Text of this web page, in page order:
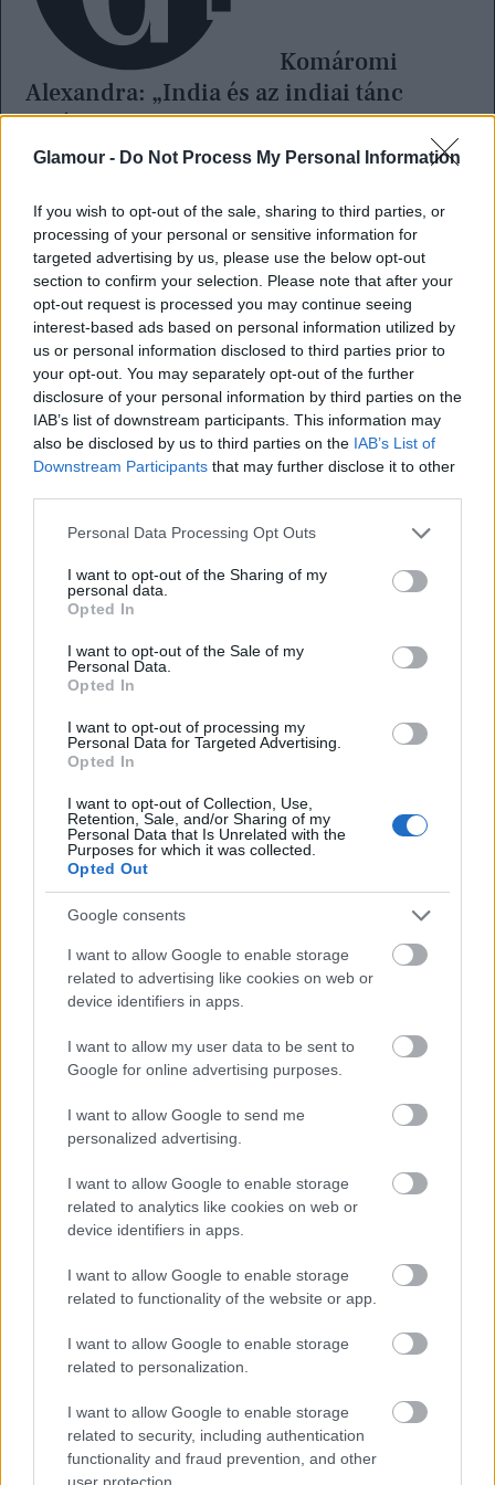
Glamour - Do Not Process My Personal Information
If you wish to opt-out of the sale, sharing to third parties, or
processing of your personal or sensitive information for
targeted advertising by us, please use the below opt-out
section to confirm your selection. Please note that after your
opt-out request is processed you may continue seeing
interest-based ads based on personal information utilized by
us or personal information disclosed to third parties prior to
your opt-out. You may separately opt-out of the further
disclosure of your personal information by third parties on the
IAB’s list of downstream participants. This information may
also be disclosed by us to third parties on the IAB’s List of
Downstream Participants that may further disclose it to other
Please note that this website/app uses one or more Google
not limited to your visit or usage behaviour. You may click to
grant or deny consent to Google and its third-party tags to
use your data for below specified purposes in below Google
consent section.
Personal Data Processing Opt Outs
I want to opt-out of the Sharing of my
personal data.
Opted In
I want to opt-out of the Sale of my
Personal Data.
Opted In
I want to opt-out of processing my
Personal Data for Targeted Advertising.
Opted In
I want to opt-out of Collection, Use,
Retention, Sale, and/or Sharing of my
Personal Data that Is Unrelated with the
Purposes for which it was collected.
Opted Out
Google consents
I want to allow Google to enable storage
related to advertising like cookies on web or
device identifiers in apps.
I want to allow my user data to be sent to
Google for online advertising purposes.
I want to allow Google to send me
personalized advertising.
I want to allow Google to enable storage
related to analytics like cookies on web or
device identifiers in apps.
I want to allow Google to enable storage
related to functionality of the website or app.
I want to allow Google to enable storage
related to personalization.
I want to allow Google to enable storage
related to security, including authentication
functionality and fraud prevention, and other
user protection.
Alexandra: „India és az indiai tánc
segített abban, hogy elfogadjam roma
származásomat”
A két világ hogy van jelen az életedben? A
szakrális táncoknak, amiket a két legutóbbi
díjnyertes produkciódban – Ring, Halo –
láthattunk, merre vannak a gyökerei?
A finn kultúrával most nem foglalkozom és nem
is járok annyit haza, amire anyám mindig
emlékeztet. Nincs nemzeti kötődésem a
néptáncokhoz, inkább maga a mozgás érdekel.
De nem gondolom, hogy ettől ne lenne jogom
foglalkozni velük. A Ring című előadásom
esetében például a körtánc forma érdekelt és
több népcsoport tradícióit vizsgáltam. A
lépésformákat meg azt, hogyan jelenik meg a
tánc a nem szociális terekben.
Körtánc mindenhol van, de mindenhol egy
kicsit más. Ilyenkor kutatok, filmet nézek,
magam is járok táncolni partikra, ahol
megjelennek a körtánc szabadabb formái.
Nincs is olyan stílus, amihez kötődsz? A
balettel sem azonosulsz már?
A mozgás az mozgás, mindegy, ki csinálja, engem
az érdekel, hogyan.A mozdulatoknak nincs
copyrightja, ha utánzol is, a tested egy filter,
amin keresztül az már nem ugyanaz. Egyébként
balett-táncos vagyok papíron, csak tizenöt év
után, amikor kezdtem megkérdő jelezni
dolgokat, kétdimenzióssá vált számomra a
műfaj. Amikor volt lehetőségem dolgozni más
táncformákkal, megéreztem, mi az, ami jobban
Az a versenyhelyzet, amibe beleraknak egy
balettiskolán belül, az kvázi nem változik meg